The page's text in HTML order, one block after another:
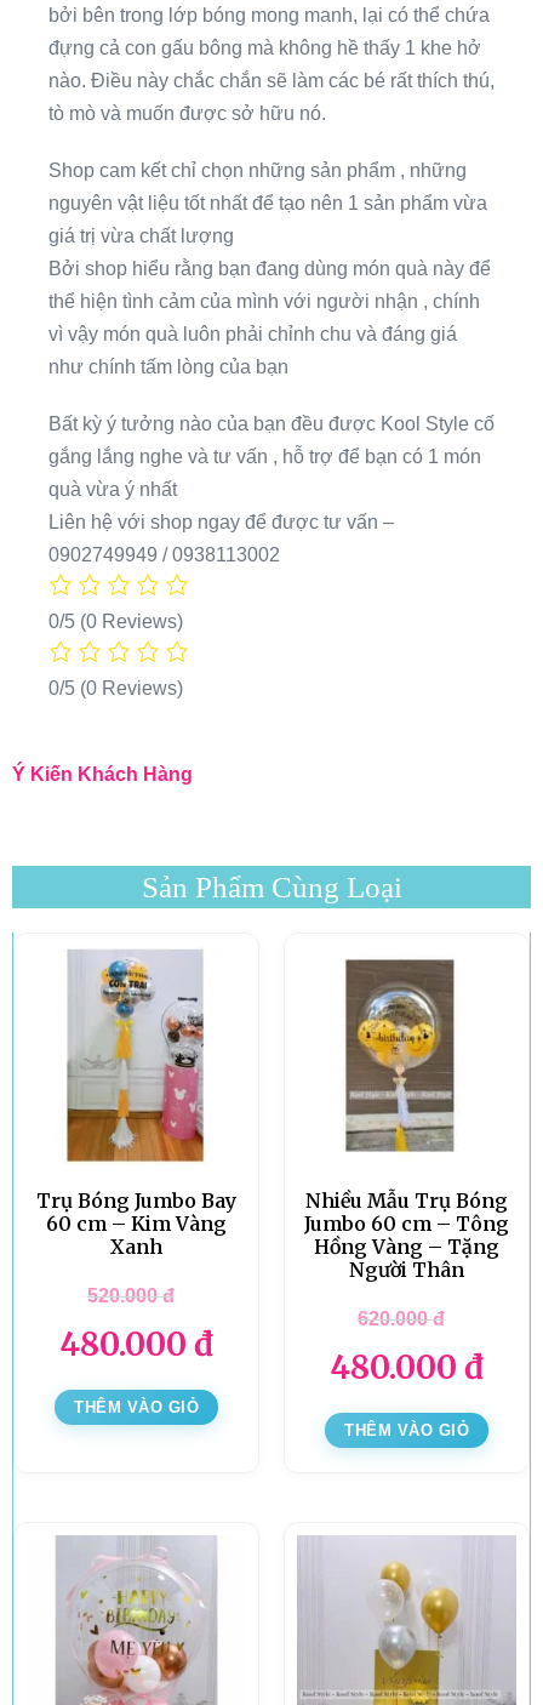
bởi bên trong lớp bóng mong manh, lại có thể chứa
đựng cả con gấu bông mà không hề thấy 1 khe hở
nào. Điều này chắc chắn sẽ làm các bé rất thích thú,
tò mò và muốn được sở hữu nó.
Shop cam kết chỉ chọn những sản phẩm , những
nguyên vật liệu tốt nhất để tạo nên 1 sản phẩm vừa
giá trị vừa chất lượng
Bởi shop hiểu rằng bạn đang dùng món quà này để
thể hiện tình cảm của mình với người nhận , chính
vì vậy món quà luôn phải chỉnh chu và đáng giá
như chính tấm lòng của bạn
Bất kỳ ý tưởng nào của bạn đều được Kool Style cố
gắng lắng nghe và tư vấn , hỗ trợ để bạn có 1 món
quà vừa ý nhất
Liên hệ với shop ngay để được tư vấn –
0902749949 / 0938113002
0/5 (0 Reviews)
0/5 (0 Reviews)
Ý Kiến Khách Hàng
Sản Phẩm Cùng Loại
Trụ Bóng Jumbo Bay
60 cm – Kim Vàng
Xanh
520.000đ
480.000 đ
THÊM VÀO GIỎ
Nhiều Mẫu Trụ Bóng
Jumbo 60 cm – Tông
Hồng Vàng – Tặng
Người Thân
620.000đ
480.000 đ
THÊM VÀO GIỎ